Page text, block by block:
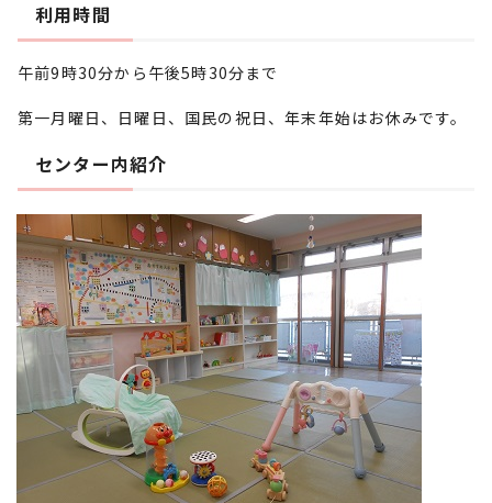
利用時間
午前9時30分から午後5時30分まで
第一月曜日、日曜日、国民の祝日、年末年始はお休みです。
センター内紹介